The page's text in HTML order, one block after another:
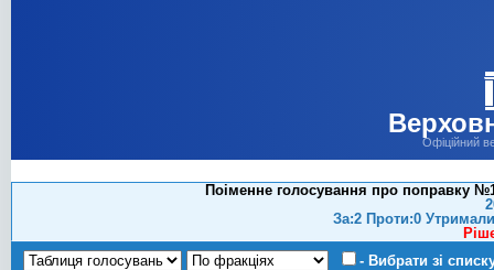
Офіційний
Поіменне голосування про поправку
За:2 Проти:0
- Вибрати зі